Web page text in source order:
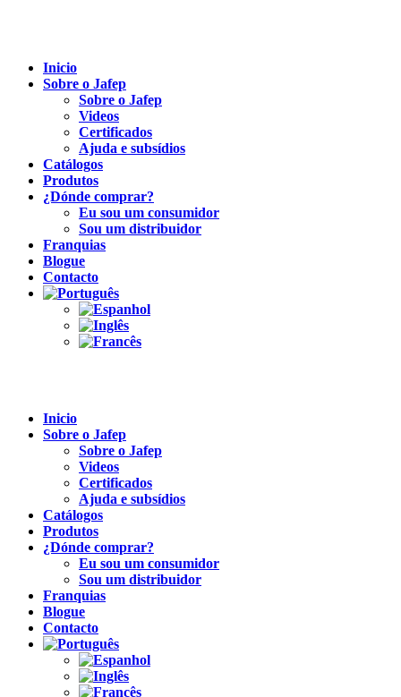
Inicio
Sobre o Jafep
Sobre o Jafep
Videos
Certificados
Ajuda e subsídios
Catálogos
Produtos
¿Dónde comprar?
Eu sou um consumidor
Sou um distribuidor
Franquias
Blogue
Contacto
Inicio
Sobre o Jafep
Sobre o Jafep
Videos
Certificados
Ajuda e subsídios
Catálogos
Produtos
¿Dónde comprar?
Eu sou um consumidor
Sou um distribuidor
Franquias
Blogue
Contacto